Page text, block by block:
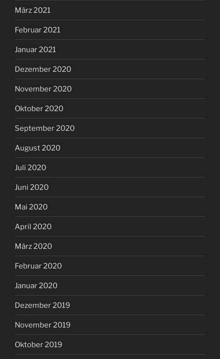
März 2021
Februar 2021
Januar 2021
Dezember 2020
November 2020
Oktober 2020
September 2020
August 2020
Juli 2020
Juni 2020
Mai 2020
April 2020
März 2020
Februar 2020
Januar 2020
Dezember 2019
November 2019
Oktober 2019